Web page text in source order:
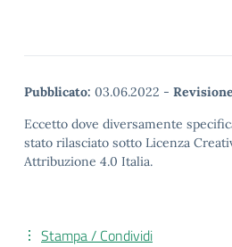
Pubblicato: 03.06.2022 -
Eccetto dove diversamente
stato rilasciato sotto Licenza
Attribuzione 4.0 Italia.
Stampa / Condividi